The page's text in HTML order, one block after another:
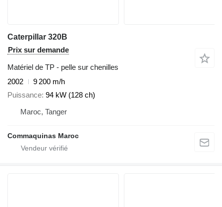
Caterpillar 320B
Prix sur demande
Matériel de TP - pelle sur chenilles
2002
9 200 m/h
Puissance 94 kW (128 ch)
Maroc, Tanger
Commaquinas Maroc